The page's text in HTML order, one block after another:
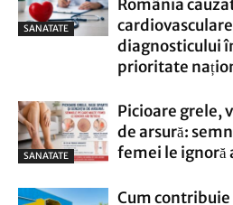
SANATATE
România
diagnosticului
prioritate
SANATATE
Picioare grele,
de arsură:
femei le ignoră
Cum